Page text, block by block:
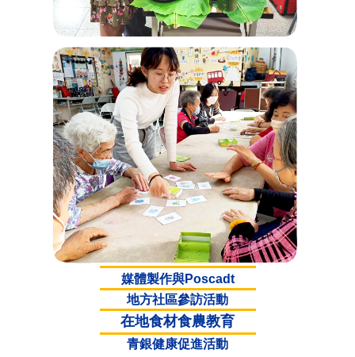
媒體製作與Poscadt
地方社區參訪活動
在地食材食農教育
青銀健康促進活動